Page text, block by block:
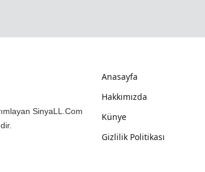
SinyaLL.Com
Anasayfa
Hakkımızda
Künye
Gizlilik Politikası